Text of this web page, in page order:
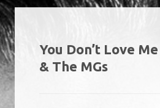
You Don’t Love
& The MGs